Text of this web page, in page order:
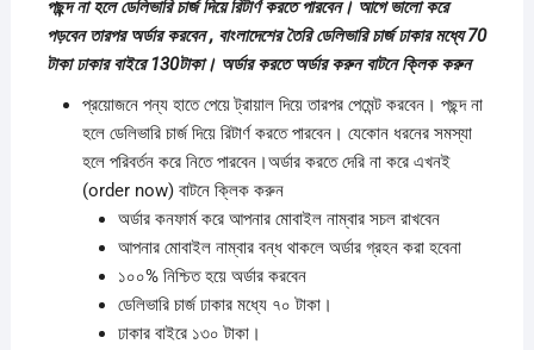
পছন্দ না হলে ডেলিভারি চার্জ দিয়ে রিটার্ণ করতে পারবেন। আগে ভালো করে
পড়বেন তারপর অর্ডার করবেন , বাংলাদেশের তৈরি ডেলিভারি চার্জ ঢাকার মধ্যে 70
টাকা ঢাকার বাইরে 130টাকা। অর্ডার করতে অর্ডার করুন বাটনে ক্লিক করুন
প্রয়োজনে পন্য হাতে পেয়ে ট্রায়াল দিয়ে তারপর পেমেন্ট করবেন। পছন্দ না
হলে ডেলিভারি চার্জ দিয়ে রিটার্ণ করতে পারবেন। যেকোন ধরনের সমস্যা
হলে পরিবর্তন করে নিতে পারবেন।অর্ডার করতে দেরি না করে এখনই
(order now) বাটনে ক্লিক করুন
অর্ডার কনফার্ম করে আপনার মোবাইল নাম্বার সচল রাখবেন
আপনার মোবাইল নাম্বার বন্ধ থাকলে অর্ডার গ্রহন করা হবেনা
১০০% নিশ্চিত হয়ে অর্ডার করবেন
ডেলিভারি চার্জ ঢাকার মধ্যে ৭০ টাকা।
ঢাকার বাইরে ১৩০ টাকা।